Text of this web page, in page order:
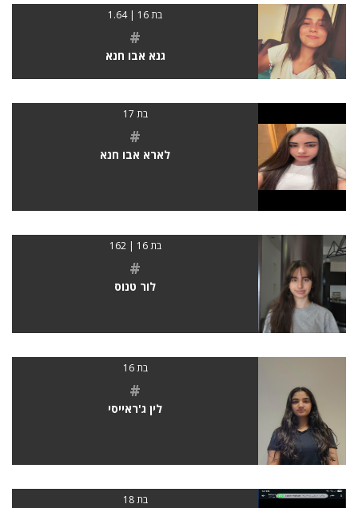
בת 16 | 1.64
#
גנא אבו חנא
בת 17
#
לארא אבו חנא
בת 16 | 162
#
לור טנוס
בת 16
#
לין ג'ראייסי
בת 18